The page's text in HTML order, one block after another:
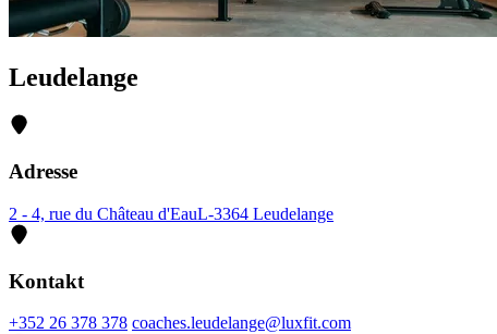
Leudelange
Adresse
2 - 4, rue du Château d'EauL-3364 Leudelange
Kontakt
+352 26 378 378 coaches.leudelange@luxfit.com